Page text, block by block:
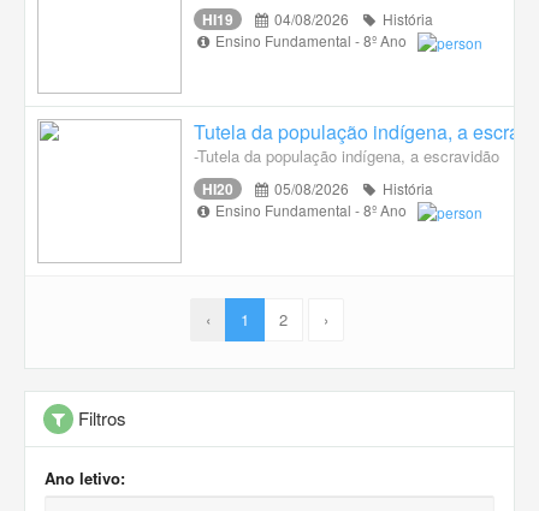
HI19 04/08/2026
História
Ensino Fundamental - 8º Ano
Tutela da população indígena, a
-Tutela da população indígena, a escravidão
HI20 05/08/2026
História
Ensino Fundamental - 8º Ano
‹ 1 2 ›
Filtros
Ano letivo: